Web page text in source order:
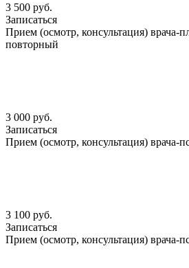
3 500 руб.
Записаться
Прием (осмотр, консультация) врача-
повторный
3 000 руб.
Записаться
Прием (осмотр, консультация) врача-
3 100 руб.
Записаться
Прием (осмотр, консультация) врача-